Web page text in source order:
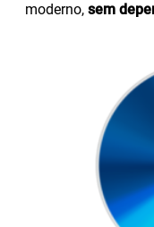
moderno, sem